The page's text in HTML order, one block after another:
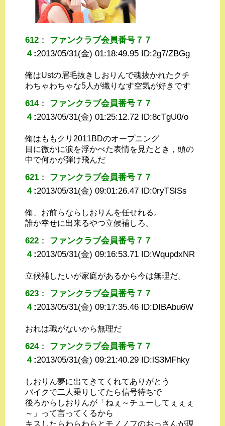
612 ： ファンクラブ会員番号７７
４ :2013/05/31(金) 01:18:49.95 ID:2g7/ZBGg
俺はUstの眉毛抜きしおりんで魂抜かれたクチ
わちゃわちゃな5人が織りなす空気が好きです
614： ファンクラブ会員番号７７
４ :2013/05/31(金) 01:25:12.72 ID:8cTgU0/o
俺はももクリ2011BDのオープニング
目に微かに涙を浮かべた表情を見たとき，頭の
中で何かが弾け飛んだ
621 ： ファンクラブ会員番号７７
４ :2013/05/31(金) 09:01:26.47 ID:0ryTSlSs
俺、お前らならしおりんを任せれる。
誰か幸せに出来るやつ立候補しろ。
622 ： ファンクラブ会員番号７７
４ :2013/05/31(金) 09:16:53.71 ID:WqupdxNR
立候補したいが家庭があるから今は無理だ。
623 ： ファンクラブ会員番号７７
４ :2013/05/31(金) 09:17:35.46 ID:DIBAbu6W
おれは職がないから無理だ
624： ファンクラブ会員番号７７
４ :2013/05/31(金) 09:21:40.29 ID:lS3MFhky
しおりん夢に出てきてくれてありがとう
バイクで二人乗りしてたら信号待ちで
後ろからしおりんが「ねぇ～チューしてぇぇぇ
～」って言ってくるから
キスしたらわらわらとモノノフのおっさんが現